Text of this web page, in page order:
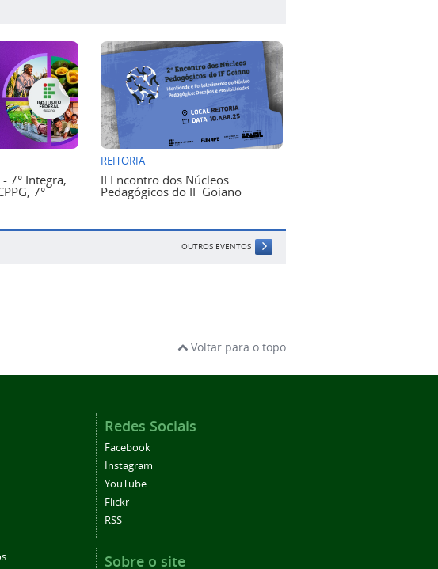
7° Integra,
7°
REITORIA
II Encontro dos Núcleos
Pedagógicos do IF Goiano
OUTROS EVENTOS
Voltar para o topo
Redes Sociais
Facebook
Instagram
YouTube
Flickr
RSS
Sobre o site